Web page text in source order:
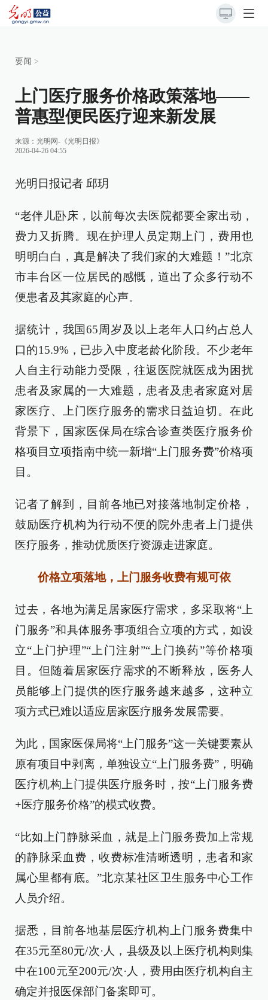
要闻 >
上门医疗服务价格政策落地——
普惠型便民医疗迎来新发展
来源： 光明网-《光明日报》
2026-04-26 04:55
光明日报记者 邱玥
“老伴儿卧床，以前每次去医院都要全家出动，
费力又折腾。现在护理人员定期上门，费用也
明明白白，真是解决了我们家的大难题！”北京
市丰台区一位居民的感慨，道出了众多行动不
便患者及其家庭的心声。
据统计，我国65周岁及以上老年人口约占总人
口的15.9%，已步入中度老龄化阶段。不少老年
人自主行动能力受限，往返医院就医成为困扰
患者及家属的一大难题，患者及患者家庭对居
家医疗、上门医疗服务的需求日益迫切。在此
背景下，国家医保局在综合诊查类医疗服务价
格项目立项指南中统一新增“上门服务费”价格项
目。
记者了解到，目前各地已对接落地制定价格，
鼓励医疗机构为行动不便的院外患者上门提供
医疗服务，推动优质医疗资源走进家庭。
价格立项落地，上门服务收费有规可依
过去，各地为满足居家医疗需求，多采取将“上
门服务”和具体服务事项组合立项的方式，如设
立“上门护理”“上门注射”“上门换药”等价格项
目。但随着居家医疗需求的不断释放，医务人
员能够上门提供的医疗服务越来越多，这种立
项方式已难以适应居家医疗服务发展需要。
为此，国家医保局将“上门服务”这一关键要素从
原有项目中剥离，单独设立“上门服务费”，明确
医疗机构上门提供医疗服务时，按“上门服务费
+医疗服务价格”的模式收费。
“比如上门静脉采血，就是上门服务费加上常规
的静脉采血费，收费标准清晰透明，患者和家
属心里都有底。”北京某社区卫生服务中心工作
人员介绍。
据悉，目前各地基层医疗机构上门服务费集中
在35元至80元/次·人，县级及以上医疗机构则集
中在100元至200元/次·人，费用由医疗机构自主
确定并报医保部门备案即可。